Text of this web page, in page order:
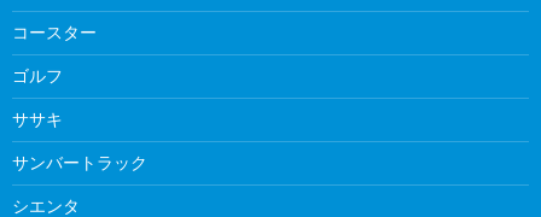
コースター
ゴルフ
ササキ
サンバートラック
シエンタ